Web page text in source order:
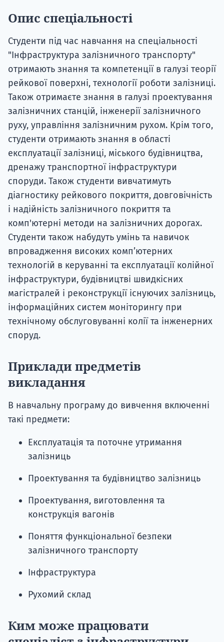
Опис спеціальності
Студенти під час навчання на спеціальності
"Інфраструктура залізничного транспорту"
отримають знання та компетенції в галузі теорії
рейкової поверхні, технології роботи залізниці.
Також отримаєте знання в галузі проектування
залізничних станцій, інженерії залізничного
руху, управління залізничним рухом. Крім того,
студенти отримають знання в області
експлуатації залізниці, міського будівництва,
дренажу транспортної інфраструктури
споруди. Також студенти вивчатимуть
діагностику рейкового покриття, довговічність
і надійність залізничного покриття та
комп'ютерні методи на залізничних дорогах.
Студенти також набудуть умінь та навичок
впровадження високих комп’ютерних
технологій в керуванні та експлуатації колійної
інфраструктури, будівництві швидкісних
магістралей і реконструкції існуючих залізниць,
інформаційних систем моніторингу при
технічному обслуговуванні колії та інженерних
споруд.
Приклади предметів
викладання
В навчальну програму до вивчення включенні
такі предмети:
Експлуатація та поточне утримання
залізниць
Проектування та будівництво залізниць
Проектування, виготовлення та
конструкція вагонів
Поняття функціональної безпеки
залізничного транспорту
Інфраструктура
Рухомий склад
Ким може працювати